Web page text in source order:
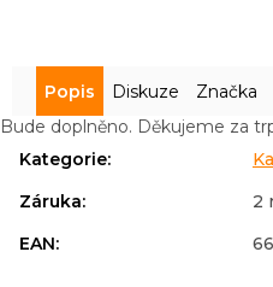
Popis Diskuze
Značka
Bude doplněno. Děkujeme za
Kategorie:
Záruka:
2
EAN: